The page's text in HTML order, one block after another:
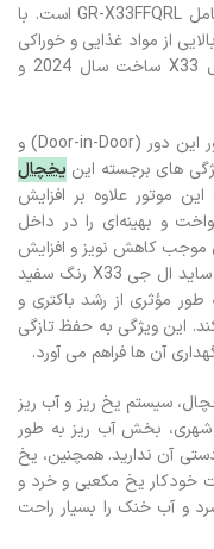
یخچال فریزر ال جی X33 سفید دارای کد کامل GR-X33FFQRL است. با
حجم بالایی از مواد غذایی و خوراکی
را داخل یخچال و فریزر جای دهید. یخچال X33 ساخت سال 2024 و
یخچال ال جی X33 رنگ سفید با طراحی دور این دور (Door-in-Door) و
های برجسته این یخچال
موتور علاوه بر افزایش
و بهینه‌ای را در داخل
موجب کاهش نویز و افزایش
طول عمر دستگاه می‌شود. یخچال ساید بای ساید ال جی X33 رنگ سفید
مؤثری از رشد باکتری‌ و
این ویژگی به حفظ تازگی
آن‌ ها فراهم می‌ آورد.
سیستم یخ‌ ریز و آب‌ ریز
بخش آب‌ ریز به طور
آن ندارید. همچنین، یخ
خودکار یخ مکعبی و خرد و
و آب خنک را بسیار راحت‌